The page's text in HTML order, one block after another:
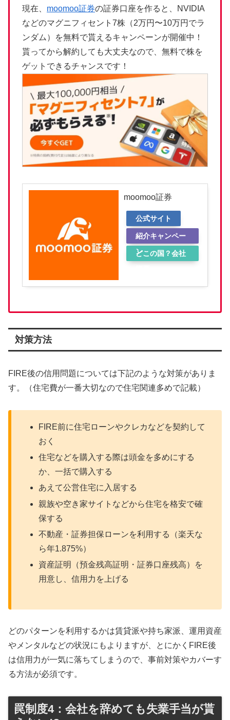
現在、 moomoo証券の証券口座を作ると、NVIDIA
などのマグニフィセント7株（2万円〜10万円でラ
ンダム）を無料で貰えるキャンペーンが開催中！
貰ってから解約しても大丈夫なので、無料で株を
ゲットできるチャンスです！
moomoo証券
公式サイト
紹介キャンペー
ン
どこの国？会社
対策方法
FIRE後の信用問題については下記のような対策がありま
す。（住宅費が一番大切なので住宅関連多めで記載）
FIRE前に住宅ローンやクレカなどを契約して
おく
住宅などを購入する際は頭金を多めにする
か、一括で購入する
あえて公営住宅に入居する
親族や空き家サイトなどから住宅を格安で確
保する
不動産・証券担保ローンを利用する（楽天な
ら年1.875%）
資産証明（預金残高証明・証券口座残高）を
用意し、信用力を上げる
どのパターンを利用するかは賃貸派や持ち家派、運用資産
やメンタルなどの状況にもよりますが、とにかくFIRE後
は信用力が一気に落ちてしまうので、事前対策やカバーす
る方法が必須です。
罠制度4：会社を辞めても失業手当が貰